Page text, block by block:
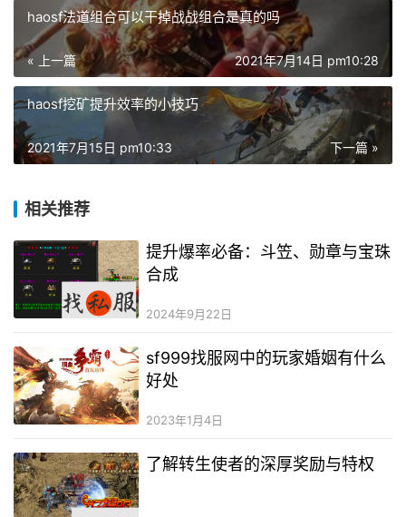
haosf法道组合可以干掉战战组合是真的吗
« 上一篇 2021年7月14日 pm10:28
haosf挖矿提升效率的小技巧
下一篇 »
2021年7月15日 pm10:33
相关推荐
提升爆率必备：斗笠、勋章与宝珠
合成
2024年9月22日
sf999找服网中的玩家婚姻有什么
好处
2023年1月4日
了解转生使者的深厚奖励与特权